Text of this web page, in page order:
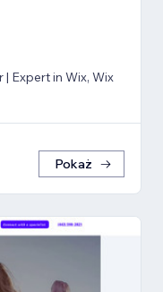
Expert in Wix, Wix
Pokaż